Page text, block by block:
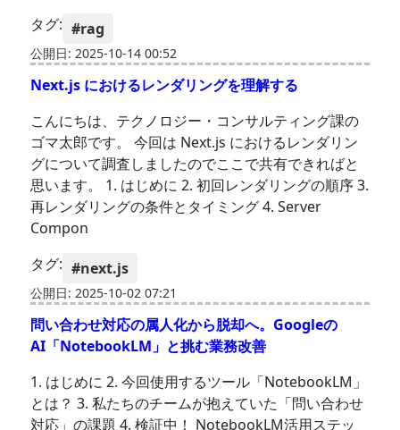
タグ: #rag
公開日: 2025-10-14 00:52
Next.js におけるレンダリングを理解する
こんにちは、テクノロジー・コンサルティング課の
ゴマ太郎です。 今回は Next.js におけるレンダリン
グについて調査しましたのでここで共有できればと
思います。 1. はじめに 2. 初回レンダリングの順序 3.
再レンダリングの条件とタイミング 4. Server
Compon
タグ: #next.js
公開日: 2025-10-02 07:21
問い合わせ対応の属人化から脱却へ。Googleの
AI「NotebookLM」と挑む業務改善
1. はじめに 2. 今回使用するツール「NotebookLM」
とは？ 3. 私たちのチームが抱えていた「問い合わせ
対応」の課題 4. 検証中！ NotebookLM活用ステッ